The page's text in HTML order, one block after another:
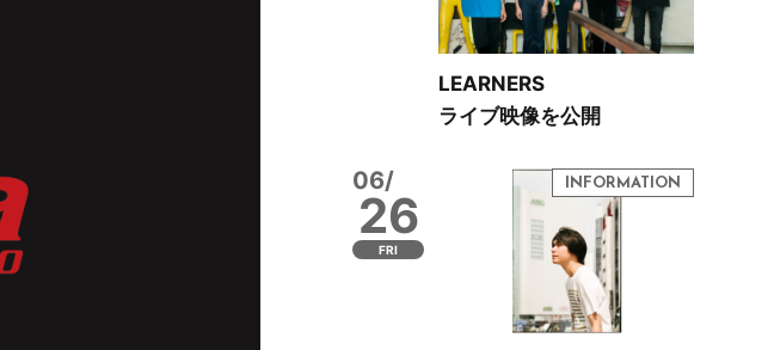
LEARNERS
ライブ映像を公開
06/
26
FRI